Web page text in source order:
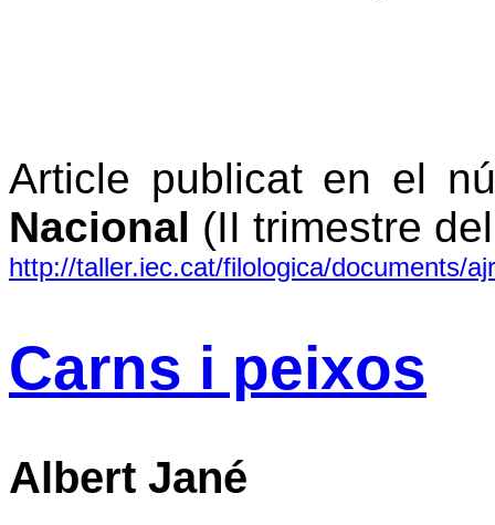
Article publicat en el
Nacional (II trimestre
http://taller.iec.cat/filologica/documents/
Carns i peixos
Albert Jané